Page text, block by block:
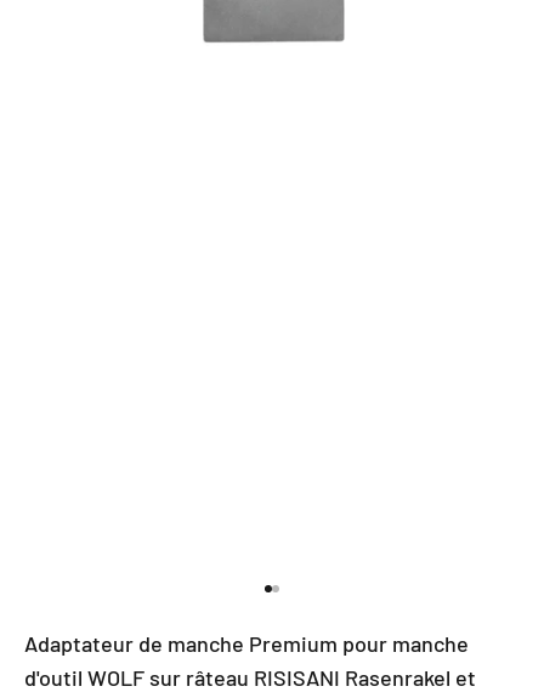
Adaptateur de manche Premium pour manche
d'outil WOLF sur râteau RISISANI Rasenrakel et